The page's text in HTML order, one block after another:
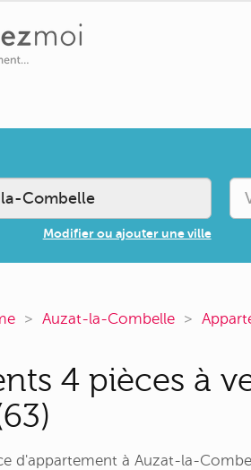
Modifier ou ajouter une ville
Auzat-la-Combelle
4 pièces à
d'appartement à Auzat-la-